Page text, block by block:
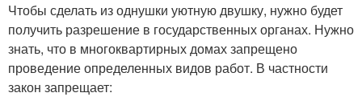
Чтобы сделать из однушки уютную двушку, нужно будет
получить разрешение в государственных органах. Нужно
знать, что в многоквартирных домах запрещено
проведение определенных видов работ. В частности
закон запрещает: